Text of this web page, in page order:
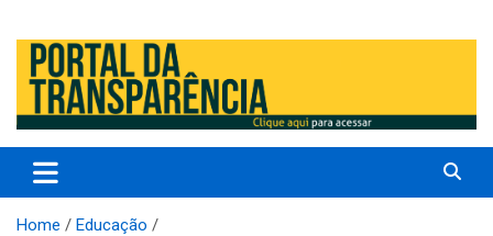
Prefeitura Municipal de Altos /
PI
Home
Educação